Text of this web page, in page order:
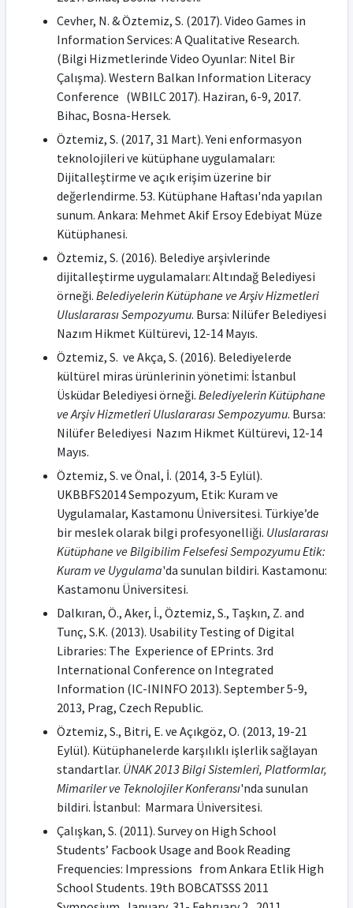
Cevher, N. & Öztemiz, S. (2017). Video Games in
Information Services: A Qualitative Research.
(Bilgi Hizmetlerinde Video Oyunlar: Nitel Bir
Çalışma). Western Balkan Information Literacy
Conference (WBILC 2017). Haziran, 6-9, 2017.
Bihac, Bosna-Hersek.
Öztemiz, S. (2017, 31 Mart). Yeni enformasyon
teknolojileri ve kütüphane uygulamaları:
Dijitalleştirme ve açık erişim üzerine bir
değerlendirme. 53. Kütüphane Haftası'nda yapılan
sunum. Ankara: Mehmet Akif Ersoy Edebiyat Müze
Kütüphanesi.
Öztemiz, S. (2016). Belediye arşivlerinde
dijitalleştirme uygulamaları: Altındağ Belediyesi
örneği. Belediyelerin Kütüphane ve Arşiv Hizmetleri
Uluslararası Sempozyumu. Bursa: Nilüfer Belediyesi
Nazım Hikmet Kültürevi, 12-14 Mayıs.
Öztemiz, S. ve Akça, S. (2016). Belediyelerde
kültürel miras ürünlerinin yönetimi: İstanbul
Üsküdar Belediyesi örneği. Belediyelerin Kütüphane
ve Arşiv Hizmetleri Uluslararası Sempozyumu. Bursa:
Nilüfer Belediyesi Nazım Hikmet Kültürevi, 12-14
Mayıs.
Öztemiz, S. ve Önal, İ. (2014, 3-5 Eylül).
UKBBFS2014 Sempozyum, Etik: Kuram ve
Uygulamalar, Kastamonu Üniversitesi. Türkiye’de
bir meslek olarak bilgi profesyonelliği. Uluslararası
Kütüphane ve Bilgibilim Felsefesi Sempozyumu Etik:
Kuram ve Uygulama'da sunulan bildiri. Kastamonu:
Kastamonu Üniversitesi.
Dalkıran, Ö., Aker, İ., Öztemiz, S., Taşkın, Z. and
Tunç, S.K. (2013). Usability Testing of Digital
Libraries: The Experience of EPrints. 3rd
International Conference on Integrated
Information (IC-ININFO 2013). September 5-9,
2013, Prag, Czech Republic.
Öztemiz, S., Bitri, E. ve Açıkgöz, O. (2013, 19-21
Eylül). Kütüphanelerde karşılıklı işlerlik sağlayan
standartlar. ÜNAK 2013 Bilgi Sistemleri, Platformlar,
Mimariler ve Teknolojiler Konferansı'nda sunulan
bildiri. İstanbul: Marmara Üniversitesi.
Çalışkan, S. (2011). Survey on High School
Students’ Facbook Usage and Book Reading
Frequencies: Impressions from Ankara Etlik High
School Students. 19th BOBCATSSS 2011